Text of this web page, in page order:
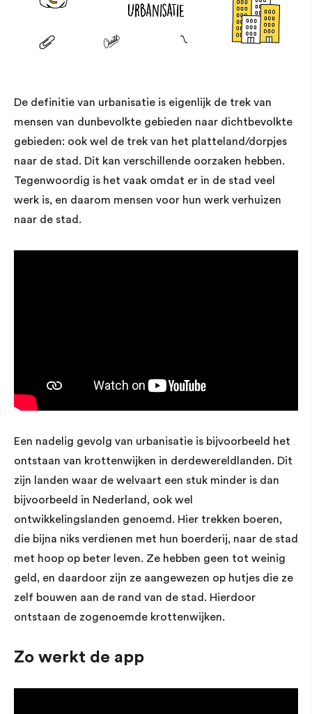
De definitie van urbanisatie is eigenlijk de trek van
mensen van dunbevolkte gebieden naar dichtbevolkte
gebieden: ook wel de trek van het platteland/dorpjes
naar de stad. Dit kan verschillende oorzaken hebben.
Tegenwoordig is het vaak omdat er in de stad veel
werk is, en daarom mensen voor hun werk verhuizen
naar de stad.
Een nadelig gevolg van urbanisatie is bijvoorbeeld het
ontstaan van krottenwijken in derdewereldlanden. Dit
zijn landen waar de welvaart een stuk minder is dan
bijvoorbeeld in Nederland, ook wel
ontwikkelingslanden genoemd. Hier trekken boeren,
die bijna niks verdienen met hun boerderij, naar de stad
met hoop op beter leven. Ze hebben geen tot weinig
geld, en daardoor zijn ze aangewezen op hutjes die ze
zelf bouwen aan de rand van de stad. Hierdoor
ontstaan de zogenoemde krottenwijken.
Zo werkt de app